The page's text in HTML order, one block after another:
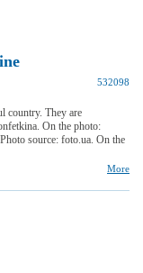
532098
country. They are
On the photo:
source: foto.ua. On the
More